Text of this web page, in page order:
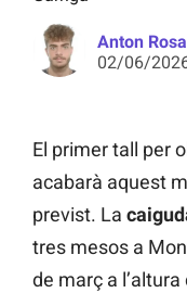
Anton Rosa
02/06/
El primer tall per
acabarà aquest
previst. La
tres mesos a
de març a